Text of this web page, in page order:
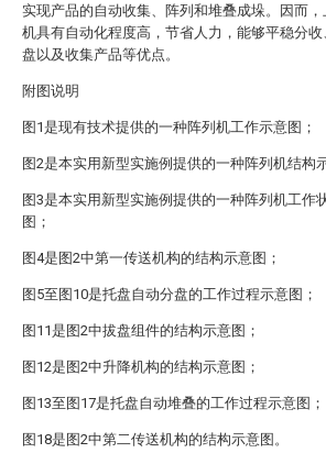
实现产品的自动收集、阵列和堆叠成垛。因而，
机具有自动化程度高，节省人力，能够平稳分
盘以及收集产品等优点。
附图说明
图1是现有技术提供的一种阵列机工作示意图；
图2是本实用新型实施例提供的一种阵列机结构
图3是本实用新型实施例提供的一种阵列机工作
图；
图4是图2中第一传送机构的结构示意图；
图5至图10是托盘自动分盘的工作过程示意图；
图11是图2中拔盘组件的结构示意图；
图12是图2中升降机构的结构示意图；
图13至图17是托盘自动堆叠的工作过程示意图；
图18是图2中第二传送机构的结构示意图。